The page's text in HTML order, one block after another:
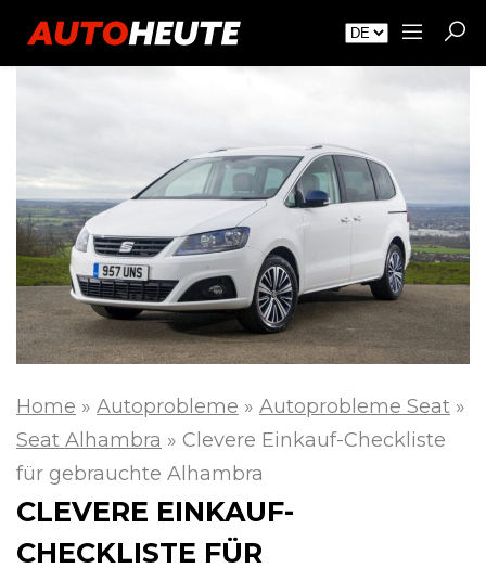
Home » Autoprobleme » Autoprobleme Seat »
Seat Alhambra » Clevere Einkauf-Checkliste
für gebrauchte Alhambra
CLEVERE EINKAUF-
CHECKLISTE FÜR